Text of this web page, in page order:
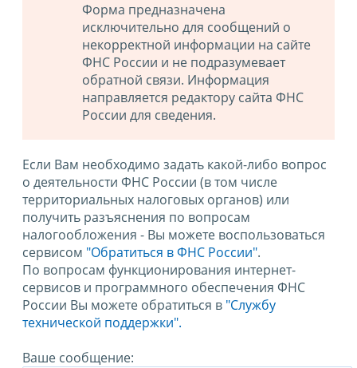
Форма предназначена
исключительно для сообщений о
некорректной информации на сайте
ФНС России и не подразумевает
обратной связи. Информация
направляется редактору сайта ФНС
России для сведения.
Если Вам необходимо задать какой-либо вопрос
о деятельности ФНС России (в том числе
территориальных налоговых органов) или
получить разъяснения по вопросам
налогообложения - Вы можете воспользоваться
сервисом "Обратиться в ФНС России".
По вопросам функционирования интернет-
сервисов и программного обеспечения ФНС
России Вы можете обратиться в "Службу
технической поддержки".
Ваше сообщение: